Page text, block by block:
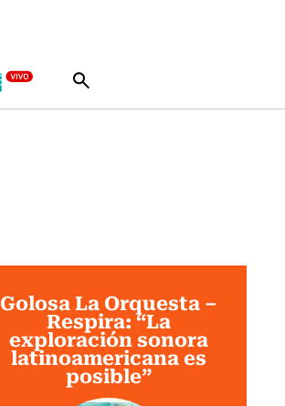
Golosa La Orquesta –
Respira: “La
exploración sonora
latinoamericana es
posible”